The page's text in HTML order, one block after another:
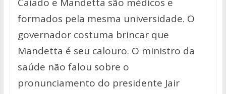
formados pela mesma universidade. O
governador costuma brincar que
Mandetta é seu calouro. O ministro da
saúde não falou sobre o
pronunciamento do presidente Jair